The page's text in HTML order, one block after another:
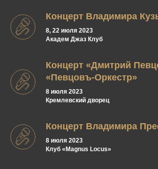
Концерт Владимира
8, 22 июля 2023
Академ Джаз Клуб
Концерт «Дмитрий
«Певцовъ-Оркестр»
8 июля 2023
Кремлевский дворец
Концерт Владимира
8 июля 2023
Клуб «Magnus Locus»